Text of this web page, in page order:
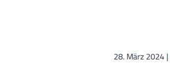
28. März 2024 |